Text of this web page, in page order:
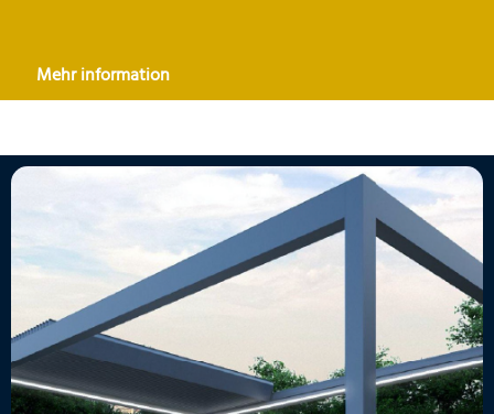
Mehr information